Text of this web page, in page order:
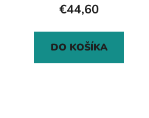
€44,60
DO KOŠÍKA